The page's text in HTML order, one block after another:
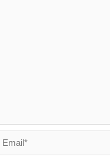
Email*